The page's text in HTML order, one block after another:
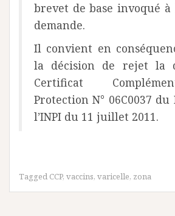
brevet de base invoqué à
demande.
Il convient en
la décision de rejet la
Certificat
Protection N° 06C0037
l’INPI du 11 juillet 2011.
Tagged CCP, vaccins, varicelle, zona